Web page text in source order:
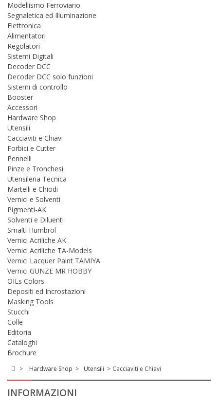
Modellismo Ferroviario
Segnaletica ed Illuminazione
Elettronica
Alimentatori
Regolatori
Sistemi Digitali
Decoder DCC
Decoder DCC solo funzioni
Sistemi di controllo
Booster
Accessori
Hardware Shop
Utensili
Cacciaviti e Chiavi
Forbici e Cutter
Pennelli
Pinze e Tronchesi
Utensileria Tecnica
Martelli e Chiodi
Vernici e Solventi
Pigmenti-AK
Solventi e Diluenti
Smalti Humbrol
Vernici Acriliche AK
Vernici Acriliche TA-Models
Vernici Lacquer Paint TAMIYA
Vernici GUNZE MR HOBBY
OILs Colors
Depositi ed Incrostazioni
Masking Tools
Stucchi
Colle
Editoria
Cataloghi
Brochure
> Hardware Shop > Utensili > Cacciaviti e Chiavi
INFORMAZIONI